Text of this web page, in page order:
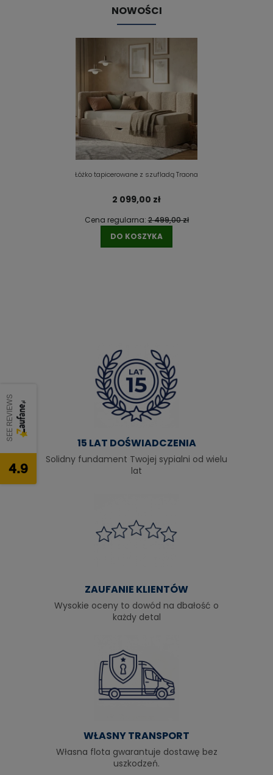
NOWOŚCI
Łóżko tapicerowane z szufladą Traona
2 099,00 zł
Cena regularna:2 499,00 zł
DO KOSZYKA
15 LAT DOŚWIADCZENIA
Solidny fundament Twojej sypialni od wielu
lat
ZAUFANIE KLIENTÓW
Wysokie oceny to dowód na dbałość o
każdy detal
WŁASNY TRANSPORT
Własna flota gwarantuje dostawę bez
uszkodzeń.
SEE REVIEWS
4.9